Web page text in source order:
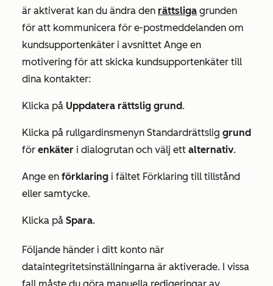
är aktiverat kan du ändra den rättsliga grunden
för att kommunicera för e-postmeddelanden om
kundsupportenkäter i avsnittet Ange en
motivering för att skicka kundsupportenkäter till
dina kontakter:
Klicka på Uppdatera rättslig grund.
Klicka på rullgardinsmenyn Standardrättslig grund
för enkäter i dialogrutan och välj ett alternativ.
Ange en förklaring i fältet Förklaring till tillstånd
eller samtycke.
Klicka på Spara.
Följande händer i ditt konto när
dataintegritetsinställningarna är aktiverade. I vissa
fall måste du göra manuella redigeringar av